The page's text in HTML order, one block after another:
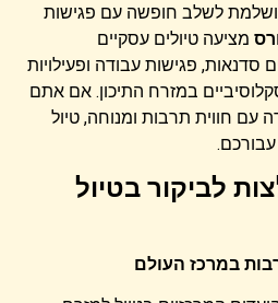
לשלב חופשה עם פגישות
מציעה טיולים עסקיים
פגישות עבודה ופעילויות
במזרח התיכון. אם אתם
חווית תרבות ומנוחה, טיול
עבורכם.
לביקור בטיול
במרכז העולם